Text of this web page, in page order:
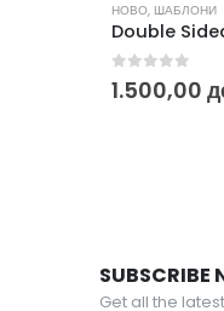
НОВО, ШАБЛОНИ
0 out of 5
1.500,00
SUBSCRIBE
Get all the